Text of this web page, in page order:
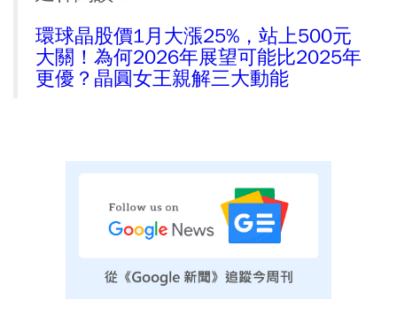
環球晶股價1月大漲25%，站上500元
大關！為何2026年展望可能比2025年
更優？晶圓女王親解三大動能